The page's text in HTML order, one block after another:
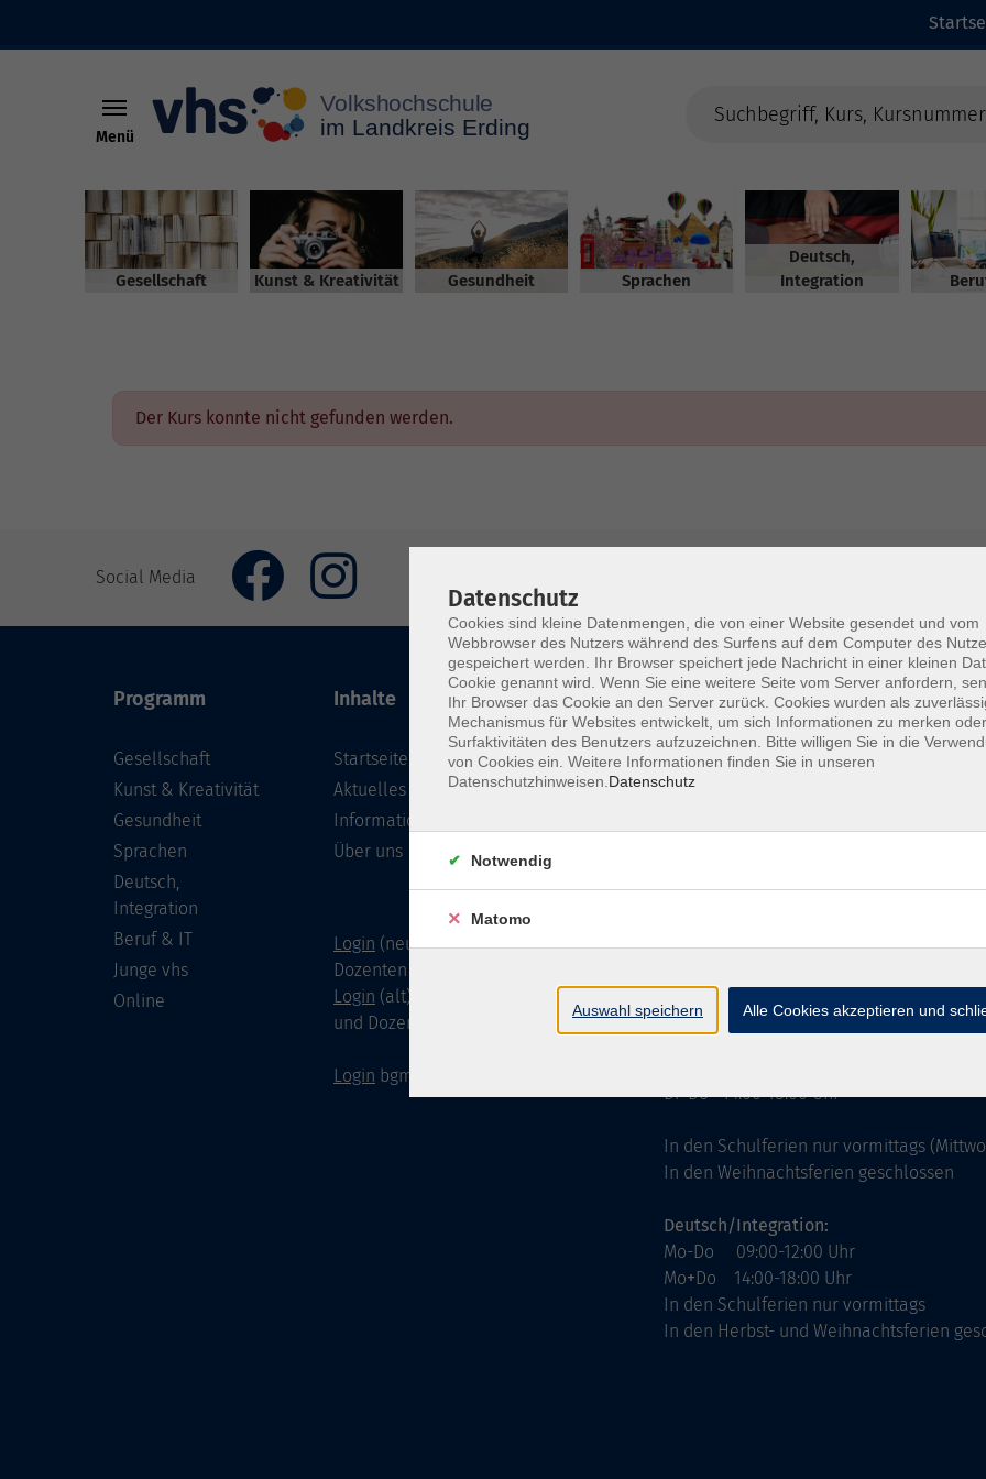
Menü
Gesellschaft Kunst & Kreativität Gesundheit Sprachen
Deutsch,
Integration
Der Kurs konnte nicht gefunden werden.
Social Media
Programm
Gesellschaft
Kunst & Kreativität
Gesundheit
Sprachen
Deutsch,
Integration
Beruf & IT
Junge vhs
Online
Inhalte
Startseite
Aktuelles
Informationen
Über uns
Login (neu) für Dozentinnen und
Dozenten
Login (alt) für Dozentinnen
und Dozenten
Login bgm-cloud
Volkshochschule im Lkr. Erding
Zweckverband Volkshochschule im Lkr.
Lethnerstr. 13
85435 ErdingGoogleMaps®
Servicezeiten
allgemein:
Di+Do 14:00-18:00 Uhr
In den Schulferien nur vormittags
In den Weihnachtsferien geschlossen
Deutsch/Integration:
Mo-Do 09:00-12:00 Uhr
Mo+Do 14:00-18:00 Uhr
In den Schulferien nur vormittags
In den Herbst- und Weihnachtsferien
Datenschutz
Cookies sind kleine Datenmengen, die von einer Website gesendet und vom
Webbrowser des Nutzers während des Surfens auf dem Computer des
gespeichert werden. Ihr Browser speichert jede Nachricht in einer kleinen
Cookie genannt wird. Wenn Sie eine weitere Seite vom Server anfordern,
Ihr Browser das Cookie an den Server zurück. Cookies wurden als
Mechanismus für Websites entwickelt, um sich Informationen zu merken
Surfaktivitäten des Benutzers aufzuzeichnen. Bitte willigen Sie in die
von Cookies ein. Weitere Informationen finden Sie in unseren
Datenschutzhinweisen. Datenschutz
Notwendig
Matomo
Auswahl speichern Alle Cookies akzeptieren und